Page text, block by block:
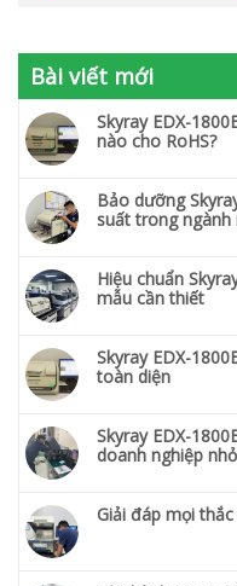
Bài viết mới
Skyray EDX-
nào cho RoHS?
Bảo dưỡng
suất trong ngành
Hiệu chuẩn
mẫu cần thiết
Skyray EDX-
toàn diện
Skyray EDX-
doanh nghiệp nhỏ
Giải đáp mọi